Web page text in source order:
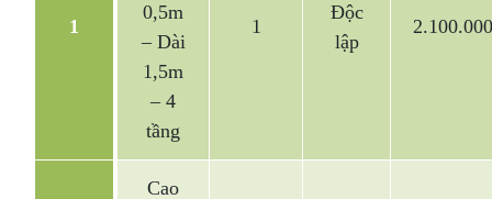
1
0,5m
– Dài
1,5m
– 4
tầng
1
Độc
lập
2.100.000
Cao